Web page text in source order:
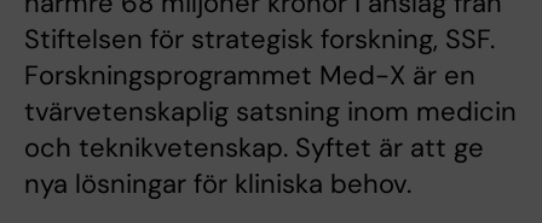
Stiftelsen för strategisk forskning, SSF.
Forskningsprogrammet Med-X är en
tvärvetenskaplig satsning inom medicin
och teknikvetenskap. Syftet är att ge
nya lösningar för kliniska behov.